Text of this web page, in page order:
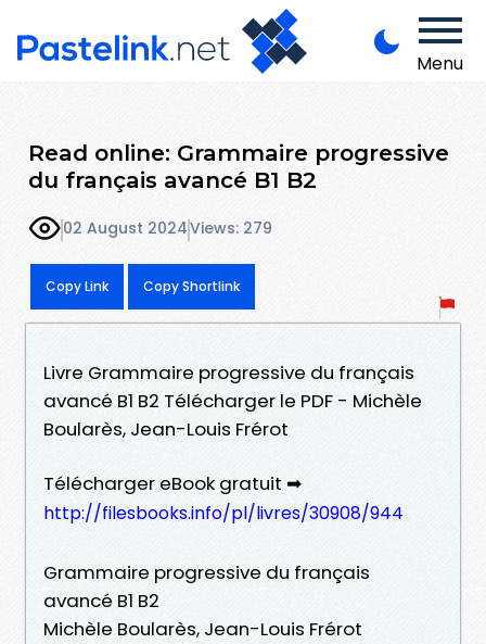
Menu
Read online: Grammaire progressive
du français avancé B1 B2
02 August 2024Views: 279
Copy Link Copy Shortlink
Livre Grammaire progressive du français
avancé B1 B2 Télécharger le PDF - Michèle
Boularès, Jean-Louis Frérot
Télécharger eBook gratuit ➡
http://filesbooks.info/pl/livres/30908/944
Grammaire progressive du français
avancé B1 B2
Michèle Boularès, Jean-Louis Frérot